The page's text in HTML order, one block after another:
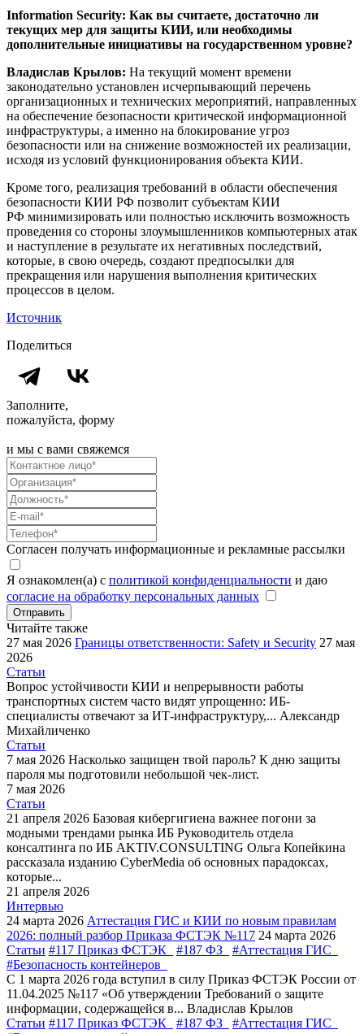
Information Security: Как вы считаете, достаточно ли
текущих мер для защиты КИИ, или необходимы
дополнительные инициативы на государственном уровне?
Владислав Крылов: На текущий момент времени
законодательно установлен исчерпывающий перечень
организационных и технических мероприятий, направленных
на обеспечение безопасности критической информационной
инфраструктуры, а именно на блокирование угроз
безопасности или на снижение возможностей их реализации,
исходя из условий функционирования объекта КИИ.
Кроме того, реализация требований в области обеспечения
безопасности КИИ РФ позволит субъектам КИИ
РФ минимизировать или полностью исключить возможность
проведения со стороны злоумышленников компьютерных атак
и наступление в результате их негативных последствий,
которые, в свою очередь, создают предпосылки для
прекращения или нарушения выполнения критических
процессов в целом.
Источник
Поделиться
Заполните,
пожалуйста, форму
и мы с вами свяжемся
Согласен получать информационные и рекламные рассылки
Я ознакомлен(а) с политикой конфиденциальности и даю
согласие на обработку персональных данных
Отправить
Читайте также
27 мая 2026 Границы ответственности: Safety и Security 27 мая
2026
Статьи
Вопрос устойчивости КИИ и непрерывности работы
транспортных систем часто видят упрощенно: ИБ-
специалисты отвечают за ИТ-инфраструктуру,... Александр
Михайличенко
Статьи
7 мая 2026 Насколько защищен твой пароль? К дню защиты
пароля мы подготовили небольшой чек-лист.
7 мая 2026
Статьи
21 апреля 2026 Базовая кибергигиена важнее погони за
модными трендами рынка ИБ Руководитель отдела
консалтинга по ИБ AKTIV.CONSULTING Ольга Копейкина
рассказала изданию CyberMedia об основных парадоксах,
которые...
21 апреля 2026
Интервью
24 марта 2026 Аттестация ГИС и КИИ по новым правилам
2026: полный разбор Приказа ФСТЭК №117 24 марта 2026
Статьи #117 Приказ ФСТЭК #187 ФЗ
#Аттестация ГИС
#Безопасность контейнеров
С 1 марта 2026 года вступил в силу Приказ ФСТЭК России от
11.04.2025 №117 «Об утверждении Требований о защите
информации, содержащейся в... Владислав Крылов
Статьи #117 Приказ ФСТЭК #187 ФЗ
#Аттестация ГИС